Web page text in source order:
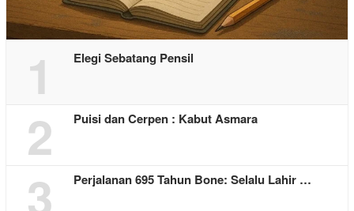
1 Elegi Sebatang Pensil
2 Puisi dan Cerpen : Kabut Asmara
3 Perjalanan 695 Tahun Bone: Selalu Lahir …